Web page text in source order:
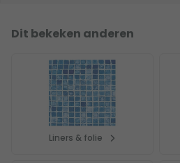
Dit bekeken anderen
Liners & folie